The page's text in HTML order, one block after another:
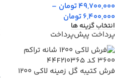
49,700,000تومان –
6,400,000تومان
انتخاب گزینه ها
پرداخت پیش‌پرداخت
فرش کتیبه گل زمینه لاکی 1200